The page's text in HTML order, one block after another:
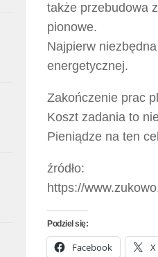
także przebudowa
pionowe.
Najpierw
energetycznej.
Zakończenie prac
Koszt zadania to
Pieniądze na ten
źródło:
https://
Podziel się:
Facebook X